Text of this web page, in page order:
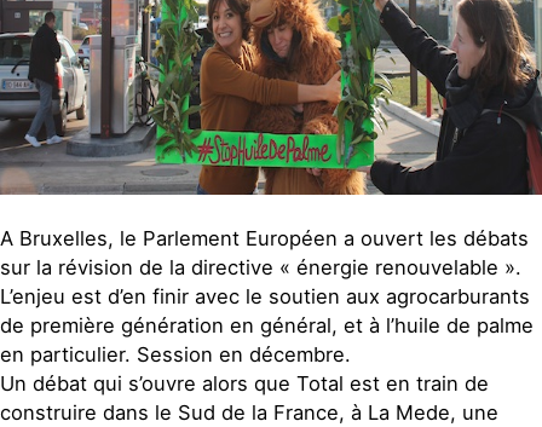
A Bruxelles, le Parlement Européen a ouvert les débats
sur la révision de la directive « énergie renouvelable ».
L’enjeu est d’en finir avec le soutien aux agrocarburants
de première génération en général, et à l’huile de palme
en particulier. Session en décembre.
Un débat qui s’ouvre alors que Total est en train de
construire dans le Sud de la France, à La Mede, une